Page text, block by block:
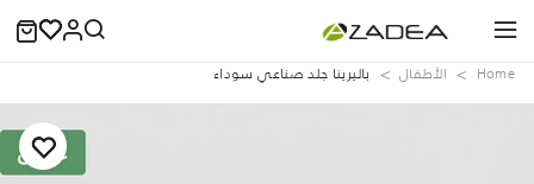
Home الأطفال باليرينا جلد صناعي سوداء